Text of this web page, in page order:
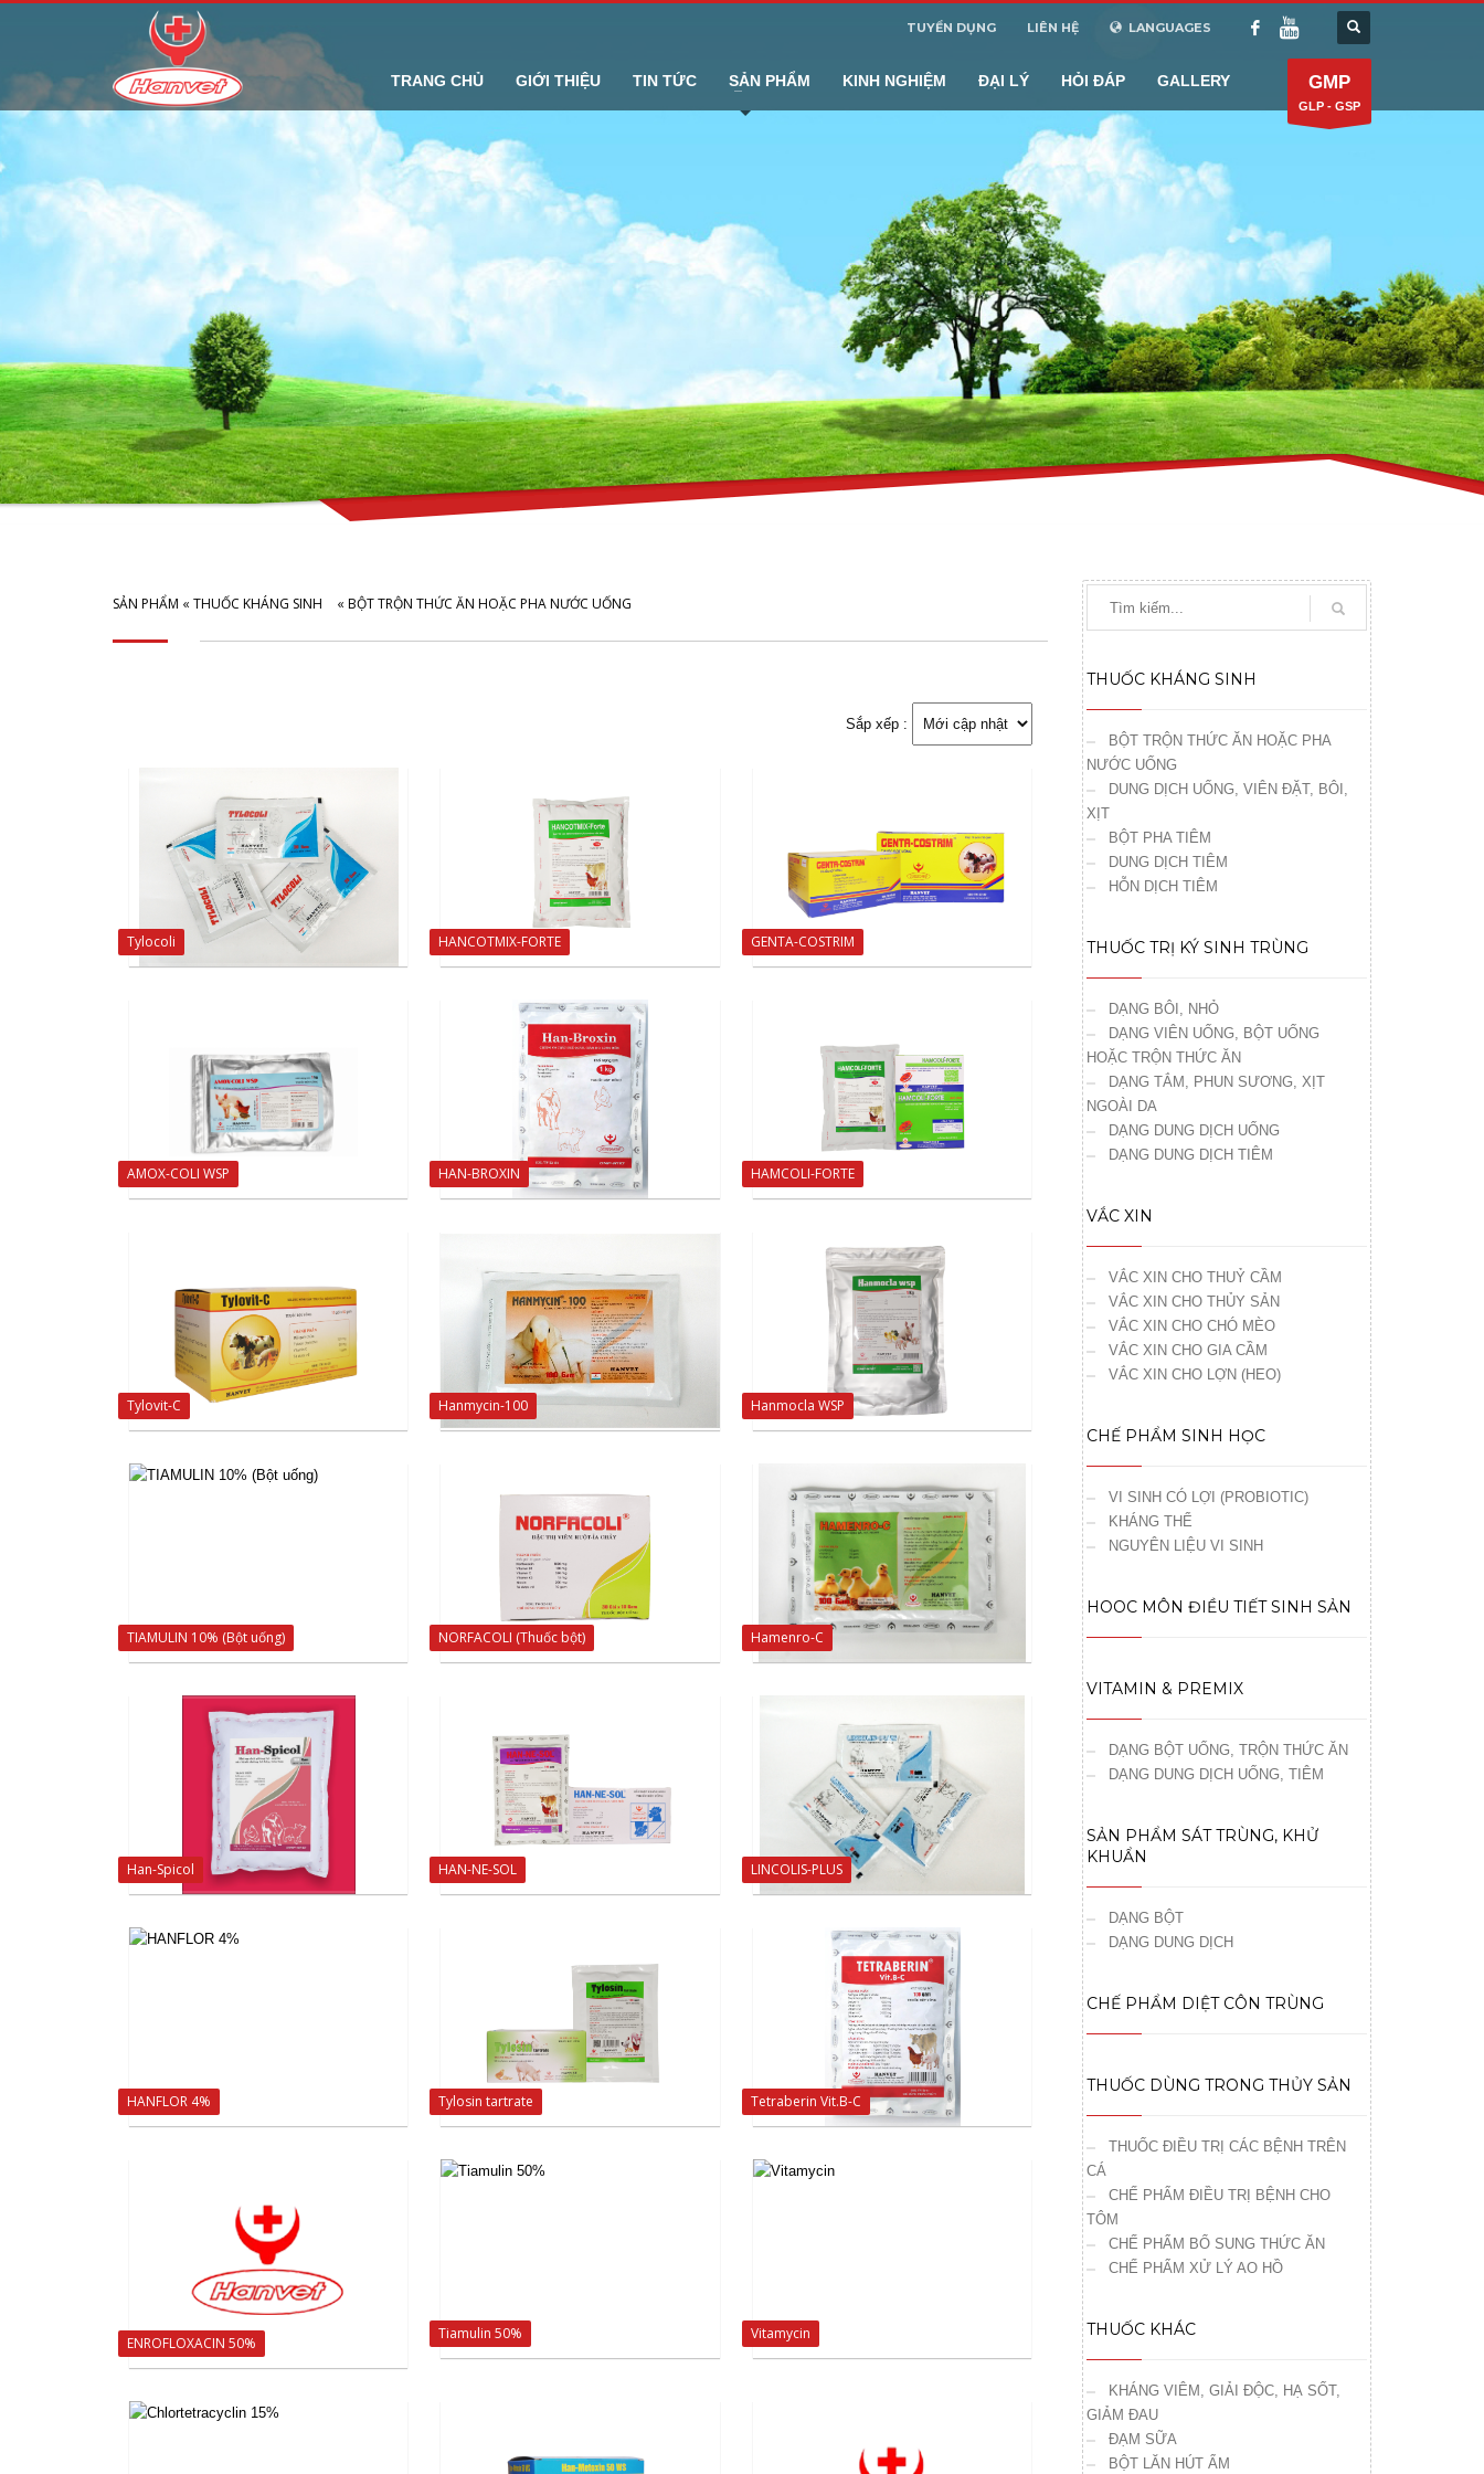
LANGUAGES
TUYỂN DỤNG LIÊN HỆ
GMP
GLP - GSP
TRANG CHỦ GIỚI THIỆU TIN TỨC SẢN PHẨM KINH NGHIỆM ĐẠI LÝ HỎI ĐÁP GALLERY
SẢN PHẨM « THUỐC KHÁNG SINH « BỘT TRỘN THỨC ĂN HOẶC PHA NƯỚC UỐNG
Sắp xếp :
Tylocoli HANCOTMIX-FORTE GENTA-COSTRIM
AMOX-COLI WSP HAN-BROXIN HAMCOLI-FORTE
Tylovit-C Hanmycin-100 Hanmocla WSP
TIAMULIN 10% (Bột uống) NORFACOLI (Thuốc bột) Hamenro-C
Han-Spicol HAN-NE-SOL LINCOLIS-PLUS
HANFLOR 4% Tylosin tartrate Tetraberin Vit.B-C
ENROFLOXACIN 50%
Tiamulin 50% Vitamycin
THUỐC KHÁNG SINH
BỘT TRỘN THỨC ĂN HOẶC PHA
NƯỚC UỐNG
DUNG DỊCH UỐNG, VIÊN ĐẶT, BÔI,
XỊT
BỘT PHA TIÊM
DUNG DỊCH TIÊM
HỖN DỊCH TIÊM
THUỐC TRỊ KÝ SINH TRÙNG
DẠNG BÔI, NHỎ
DẠNG VIÊN UỐNG, BỘT UỐNG
HOẶC TRỘN THỨC ĂN
DẠNG TẮM, PHUN SƯƠNG, XỊT
NGOÀI DA
DẠNG DUNG DỊCH UỐNG
DẠNG DUNG DỊCH TIÊM
VẮC XIN
VẮC XIN CHO THUỶ CẦM
VẮC XIN CHO THỦY SẢN
VẮC XIN CHO CHÓ MÈO
VẮC XIN CHO GIA CẦM
VẮC XIN CHO LỢN (HEO)
CHẾ PHẨM SINH HỌC
VI SINH CÓ LỢI (PROBIOTIC)
KHÁNG THỂ
NGUYÊN LIỆU VI SINH
HOOC MÔN ĐIỀU TIẾT SINH SẢN
VITAMIN & PREMIX
DẠNG BỘT UỐNG, TRỘN THỨC ĂN
DẠNG DUNG DỊCH UỐNG, TIÊM
SẢN PHẨM SÁT TRÙNG, KHỬ
KHUẨN
DẠNG BỘT
DẠNG DUNG DỊCH
CHẾ PHẨM DIỆT CÔN TRÙNG
THUỐC DÙNG TRONG THỦY SẢN
THUỐC ĐIỀU TRỊ CÁC BỆNH TRÊN
CÁ
CHẾ PHẨM ĐIỀU TRỊ BỆNH CHO
TÔM
CHẾ PHẨM BỔ SUNG THỨC ĂN
CHẾ PHẨM XỬ LÝ AO HỒ
THUỐC KHÁC
KHÁNG VIÊM, GIẢI ĐỘC, HẠ SỐT,
GIẢM ĐAU
ĐẠM SỮA
BỘT LĂN HÚT ẨM